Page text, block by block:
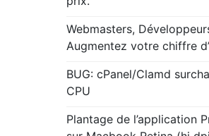
Webmasters,
Augmentez votre chiffre
BUG: cPanel/Clamd
CPU
Plantage de l’application